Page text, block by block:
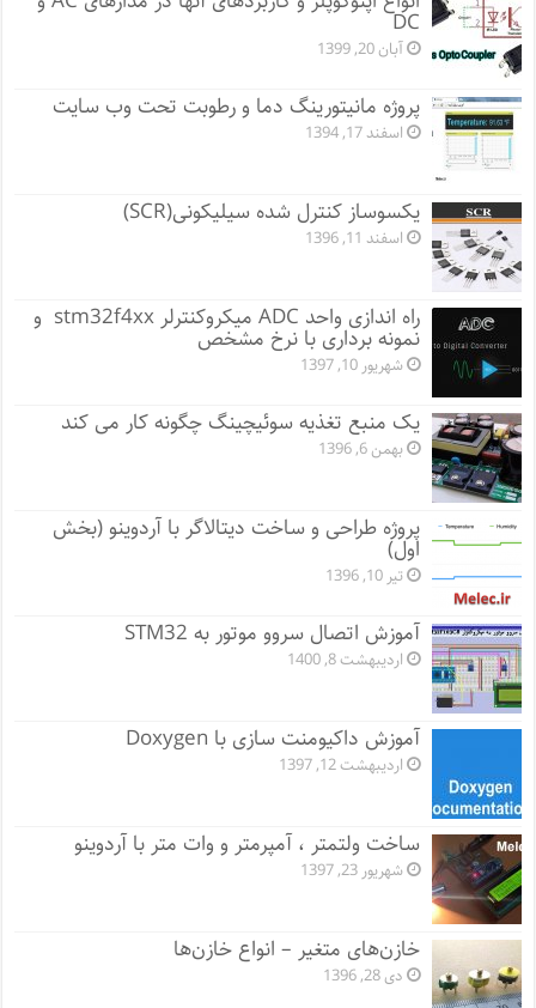
DC
آبان 20, 1399
پروژه مانيتورينگ دما و رطوبت تحت وب سایت
اسفند 17, 1394
یکسوساز کنترل شده سیلیکونی(SCR)
اسفند 11, 1396
راه اندازی واحد ADC میکروکنترلر stm32f4xx و
نمونه برداری با نرخ مشخص
شهریور 10, 1397
یک منبع تغذیه سوئیچینگ چگونه کار می کند
بهمن 6, 1396
پروژه طراحی و ساخت دیتالاگر با آردوینو (بخش
اول)
تیر 10, 1396
آموزش اتصال سروو موتور به STM32
اردیبهشت 8, 1400
آموزش داکیومنت سازی با Doxygen
اردیبهشت 12, 1397
ساخت ولتمتر ، آمپرمتر و وات متر با آردوینو
شهریور 23, 1397
خازن‌های متغیر – انواع خازن‌ها
دی 28, 1396